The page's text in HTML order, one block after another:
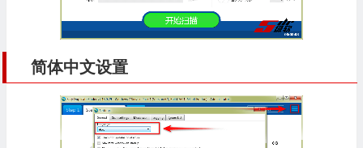
简体中文设置